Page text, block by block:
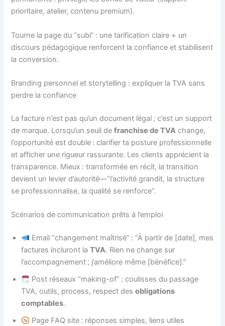
prioritaire, atelier, contenu premium).
Tourne la page du “subi” : une tarification claire + un
discours pédagogique renforcent la confiance et stabilisent
la conversion.
Branding personnel et storytelling : expliquer la TVA sans
perdre la confiance
La facture n’est pas qu’un document légal ; c’est un support
de marque. Lorsqu’un seuil defranchise de TVA change,
l’opportunité est double : clarifier ta posture professionnelle
et afficher une rigueur rassurante. Les clients apprécient la
transparence. Mieux : transformée en récit, la transition
devient un levier d’autorité—“l’activité grandit, la structure
se professionnalise, la qualité se renforce”.
Scénarios de communication prêts à l’emploi
Email “changement maîtrisé” : “À partir de [date], mes
factures incluront laTVA. Rien ne change sur
l’accompagnement ; j’améliore même [bénéfice].”
Post réseaux “making-of” : coulisses du passage
TVA, outils, process, respect desobligations
comptables.
Page FAQ site : réponses simples, liens utiles